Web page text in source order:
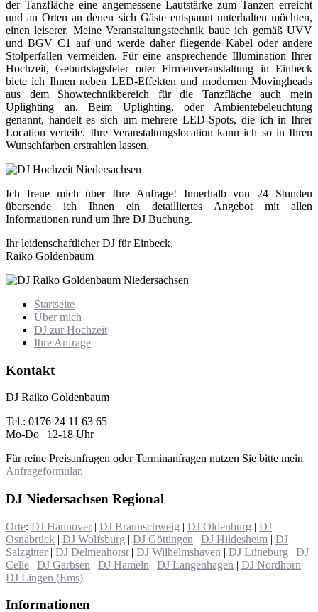
der Tanzfläche eine angemessene Lautstärke zum Tanzen erreicht
und an Orten an denen sich Gäste entspannt unterhalten möchten,
einen leiserer. Meine Veranstaltungstechnik baue ich gemäß UVV
und BGV C1 auf und werde daher fliegende Kabel oder andere
Stolperfallen vermeiden. Für eine ansprechende Illumination Ihrer
Hochzeit, Geburtstagsfeier oder Firmenveranstaltung in Einbeck
biete ich Ihnen neben LED-Effekten und modernen Movingheads
aus dem Showtechnikbereich für die Tanzfläche auch mein
Uplighting an. Beim Uplighting, oder Ambientebeleuchtung
genannt, handelt es sich um mehrere LED-Spots, die ich in Ihrer
Location verteile. Ihre Veranstaltungslocation kann ich so in Ihren
Wunschfarben erstrahlen lassen.
Ich freue mich über Ihre Anfrage! Innerhalb von 24 Stunden
übersende ich Ihnen ein detailliertes Angebot mit allen
Informationen rund um Ihre DJ Buchung.
Ihr leidenschaftlicher DJ für Einbeck,
Raiko Goldenbaum
Startseite
Über mich
DJ zur Hochzeit
Ihre Anfrage
Kontakt
DJ Raiko Goldenbaum
Tel.: 0176 24 11 63 65
Mo-Do | 12-18 Uhr
Für reine Preisanfragen oder Terminanfragen nutzen Sie bitte mein
Anfrageformular.
DJ Niedersachsen Regional
Orte: DJ Hannover | DJ Braunschweig | DJ Oldenburg | DJ
Osnabrück | DJ Wolfsburg | DJ Göttingen | DJ Hildesheim | DJ
Salzgitter | DJ Delmenhorst | DJ Wilhelmshaven | DJ Lüneburg | DJ
Celle | DJ Garbsen | DJ Hameln | DJ Langenhagen | DJ Nordhorn |
DJ Lingen (Ems)
Informationen